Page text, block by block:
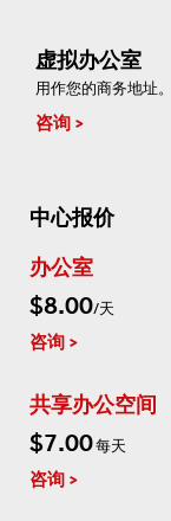
虚拟办公室
用作您的商务地址。
咨询
中心报价
办公室
$8.00/天
咨询
共享办公空间
$7.00每天
咨询